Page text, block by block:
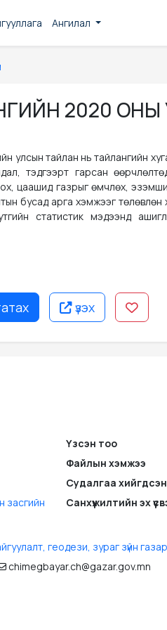
Ангилал
2020
улсын тайлан нь тайлангийн
тэдгээрт гарсан
цаашид газрыг өмчлөх,
бусад арга хэмжээг төлөвлөн
статистик мэдээнд
үзэх
Үзсэн тоо
Файлын хэмжээ
Судалгаа
засгийн
Санхүүжилтийн эх
геодези, зураг зүйн газар
chimegbayar.ch@gazar.gov.mn